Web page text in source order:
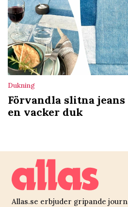
Dukning
Förvandla slitna
en vacker duk
Allas.se erbjuder gripande